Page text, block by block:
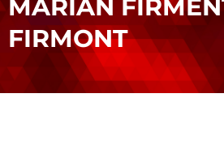
MARIÁN
FIRMONT